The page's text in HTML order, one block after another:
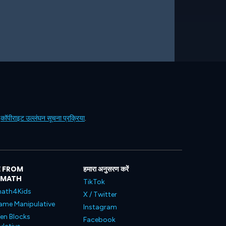
कॉपीराइट उल्लंघन सूचना प्रक्रिया.
FROM
Manipulative
Blocks
हमारा अनुसरण करें
TikTok
X / Twitter
Instagram
Facebook